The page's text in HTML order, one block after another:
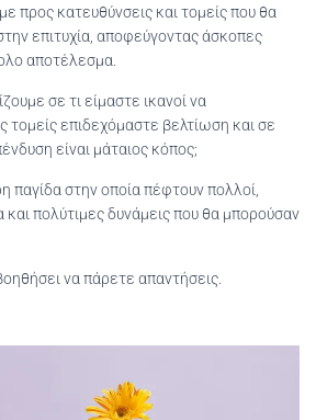
προς κατευθύνσεις και τομείς που θα
επιτυχία, αποφεύγοντας άσκοπες
αποτέλεσμα.
σε τι είμαστε ικανοί να
τομείς επιδεχόμαστε βελτίωση και σε
είναι μάταιος κόπος;
παγίδα στην οποία πέφτουν πολλοί,
πολύτιμες δυνάμεις που θα μπορούσαν
να πάρετε απαντήσεις.